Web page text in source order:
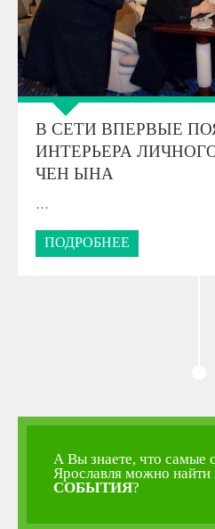
В СЕТИ ВПЕРВЫЕ
ИНТЕРЬЕРА
ЧЕН ЫНА
…
ПОДРОБНЕЕ
А Вы знаете, что самые
Ярославля можно найти
СОБЫТИЯ?